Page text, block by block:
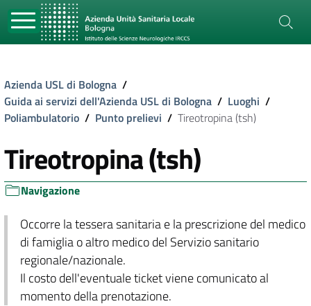
Azienda USL di Bologna /
Guida ai servizi dell'Azienda USL di Bologna / Luoghi /
Poliambulatorio / Punto prelievi / Tireotropina (tsh)
Tireotropina (tsh)
Navigazione
Occorre la tessera sanitaria e la prescrizione del medico
di famiglia o altro medico del Servizio sanitario
regionale/nazionale.
Il costo dell'eventuale ticket viene comunicato al
momento della prenotazione.